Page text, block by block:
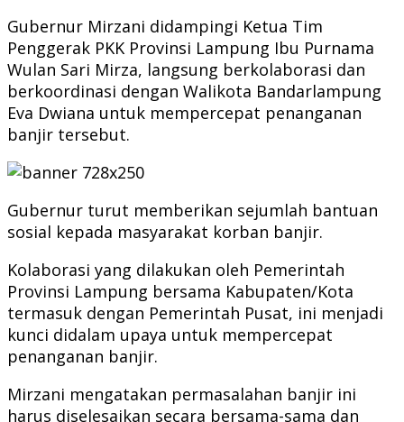
Gubernur Mirzani didampingi Ketua Tim
Penggerak PKK Provinsi Lampung Ibu Purnama
Wulan Sari Mirza, langsung berkolaborasi dan
berkoordinasi dengan Walikota Bandarlampung
Eva Dwiana untuk mempercepat penanganan
banjir tersebut.
Gubernur turut memberikan sejumlah bantuan
sosial kepada masyarakat korban banjir.
Kolaborasi yang dilakukan oleh Pemerintah
Provinsi Lampung bersama Kabupaten/Kota
termasuk dengan Pemerintah Pusat, ini menjadi
kunci didalam upaya untuk mempercepat
penanganan banjir.
Mirzani mengatakan permasalahan banjir ini
harus diselesaikan secara bersama-sama dan